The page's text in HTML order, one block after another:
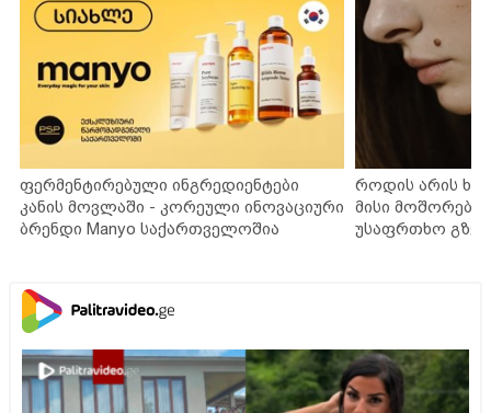
ფერმენტირებული ინგრედიენტები
კანის მოვლაში - კორეული ინოვაციური
ბრენდი Manyo საქართველოშია
როდის არის
მისი
უსაფრთხო